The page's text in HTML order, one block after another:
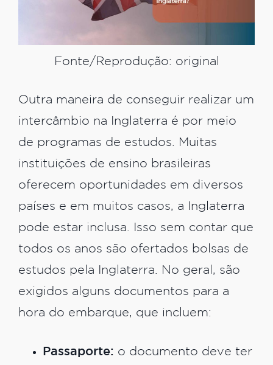
Fonte/Reprodução: original
Outra maneira de conseguir realizar um
intercâmbio na Inglaterra é por meio
de programas de estudos. Muitas
instituições de ensino brasileiras
oferecem oportunidades em diversos
países e em muitos casos, a Inglaterra
pode estar inclusa. Isso sem contar que
todos os anos são ofertados bolsas de
estudos pela Inglaterra. No geral, são
exigidos alguns documentos para a
hora do embarque, que incluem:
Passaporte: o documento deve ter